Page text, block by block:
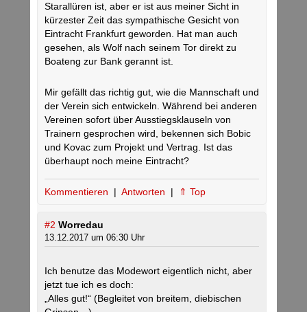
Starallüren ist, aber er ist aus meiner Sicht in
kürzester Zeit das sympathische Gesicht von
Eintracht Frankfurt geworden. Hat man auch
gesehen, als Wolf nach seinem Tor direkt zu
Boateng zur Bank gerannt ist.
Mir gefällt das richtig gut, wie die Mannschaft und
der Verein sich entwickeln. Während bei anderen
Vereinen sofort über Ausstiegsklauseln von
Trainern gesprochen wird, bekennen sich Bobic
und Kovac zum Projekt und Vertrag. Ist das
überhaupt noch meine Eintracht?
Kommentieren | Antworten | ⇑ Top
#2 Worredau
13.12.2017 um 06:30 Uhr
Ich benutze das Modewort eigentlich nicht, aber
jetzt tue ich es doch:
„Alles gut!“ (Begleitet von breitem, diebischen